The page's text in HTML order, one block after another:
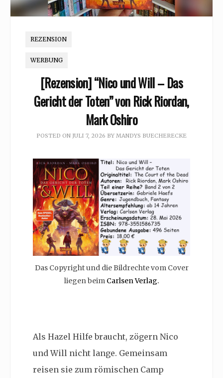
REZENSION
WERBUNG
[Rezension] “Nico und Will – Das
Gericht der Toten” von Rick Riordan,
Mark Oshiro
POSTED ON JULI 7, 2026 BY MANDYS BUECHERECKE
Das Copyright und die Bildrechte vom Cover
liegen beim Carlsen Verlag.
Als Hazel Hilfe braucht, zögern Nico
und Will nicht lange. Gemeinsam
reisen sie zum römischen Camp